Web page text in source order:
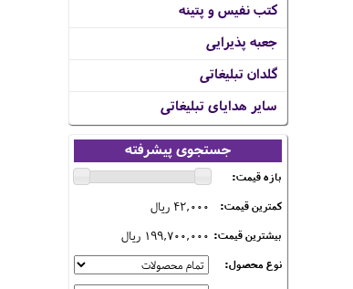
کتب نفیس و پتینه
جعبه پذیرایی
گلدان تبلیغاتی
سایر هدایای تبلیغاتی
جستجوی پیشرفته
بازه قیمت:
کمترین قیمت:
42,000 ریال
بیشترین قیمت: 199,700,000 ریال
نوع محصول: